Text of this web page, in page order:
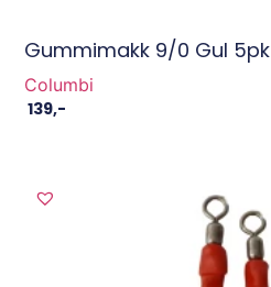
Gummimakk 9/0 Gul 5pk
Columbi
139,-